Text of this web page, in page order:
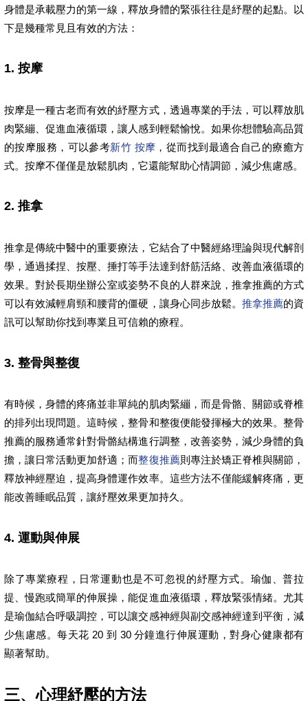
身體是承載壓力的第一線，釋放身體的緊張往往是紓壓的起點。以
下是幾種常見且有效的方法：
1. 按摩
按摩是一種古老而有效的紓壓方式，透過專業的手法，可以釋放肌
肉緊繃、促進血液循環，讓人感到輕鬆愉悅。如果你想體驗高品質
的按摩服務，可以參考新竹 按摩 ，從而找到最適合自己的療癒方
式。按摩不僅僅是放鬆肌肉，它還能幫助心情調節，減少焦慮感。
2. 推拿
推拿是傳統中醫中的重要療法，它結合了中醫經絡理論與現代解剖
學，通過揉捏、按壓、捶打等手法達到舒筋活絡、改善血液循環的
效果。對於長期坐辦公室或姿勢不良的人群來說，推拿推薦的方式
可以有效減輕肩頸和腰背的僵硬，讓身心同步放鬆。 推拿推薦的資
訊可以幫助你找到專業且可信賴的療程。
3. 整骨與整復
有時候，身體的疼痛並非單純的肌肉緊繃，而是骨骼、關節或脊椎
的排列出現問題。這時候，整骨和整復便能發揮極大的效果。整骨
推薦的服務通常針對骨骼結構進行調整，改善姿勢，減少身體的負
擔，讓日常活動更加舒適；而整復推薦則專注於矯正脊椎與關節，
釋放神經壓迫，提高身體運作效率。這些方法不僅能緩解疼痛，更
能改善睡眠品質，讓紓壓效果更加持久。
4. 運動與伸展
除了專業療程，日常運動也是不可忽視的紓壓方式。瑜伽、普拉
提、慢跑或簡單的伸展操，能促進血液循環，釋放緊張情緒。尤其
是瑜伽結合呼吸調控，可以讓交感神經與副交感神經達到平衡，減
少焦慮感。每天花 20 到 30 分鐘進行伸展運動，對身心健康都有
顯著幫助。
三、心理紓壓的方法